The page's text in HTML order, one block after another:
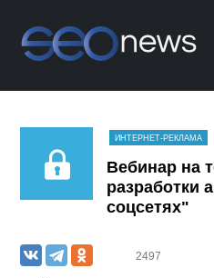
ИНТЕРНЕТ-РЕКЛАМА
​Вебинар на
разработки
соцсетях"
2497